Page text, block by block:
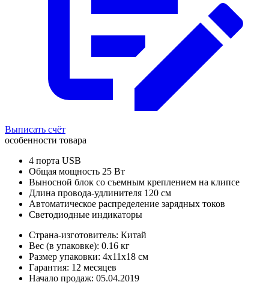
Выписать счёт
особенности товара
4 порта USB
Общая мощность 25 Вт
Выносной блок со съемным креплением на клипсе
Длина провода-удлинителя 120 см
Автоматическое распределение зарядных токов
Светодиодные индикаторы
Страна-изготовитель: Китай
Вес (в упаковке): 0.16 кг
Размер упаковки: 4x11x18 см
Гарантия: 12 месяцев
Начало продаж: 05.04.2019